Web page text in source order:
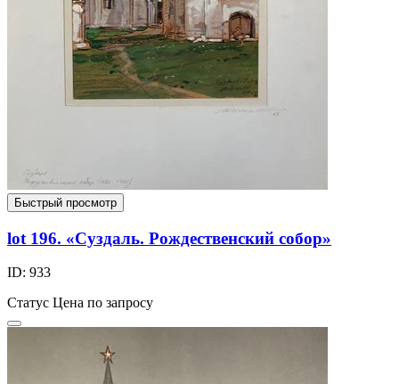
Быстрый просмотр
lot 196. «Суздаль. Рождественский собор»
ID: 933
Статус Цена по запросу